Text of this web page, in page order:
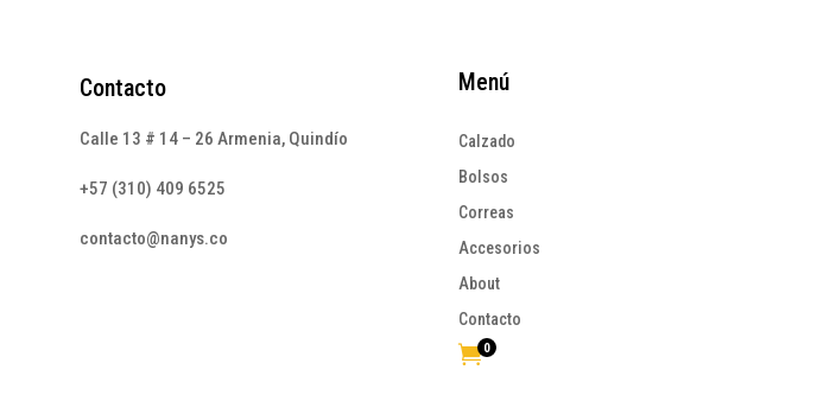
Contacto
Calle 13 # 14 – 26 Armenia, Quindío
+57 (310) 409 6525
contacto@nanys.co
Menú
Calzado
Bolsos
Correas
Accesorios
About
Contacto
0